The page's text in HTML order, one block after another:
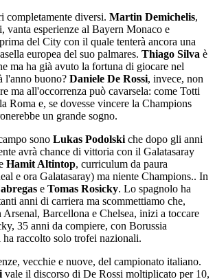
completamente diversi. Martin Demichelis,
vanta esperienze al Bayern Monaco e
del City con il quale tenterà ancora una
europea del suo palmares. Thiago Silva è
ma ha già avuto la fortuna di giocare nel
l'anno buono? Daniele De Rossi, invece, non
ma all'occorrenza può cavarsela: come Totti
Roma e, se dovesse vincere la Champions
un grande sogno.
sono Lukas Podolski che dopo gli anni
avrà chance di vittoria con il Galatasaray
Hamit Altintop, curriculum da paura
e ora Galatasaray) ma niente Champions.. In
e Tomas Rosicky. Lo spagnolo ha
anni di carriera ma scommettiamo che,
Barcellona e Chelsea, inizi a toccare
35 anni da compiere, con Borussia
raccolto solo trofei nazionali.
vecchie e nuove, del campionato italiano.
vale il discorso di De Rossi moltiplicato per 10,